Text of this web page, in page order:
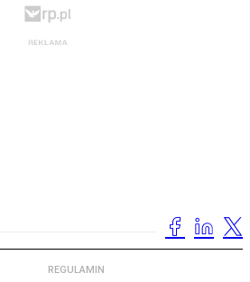
REGULAMIN